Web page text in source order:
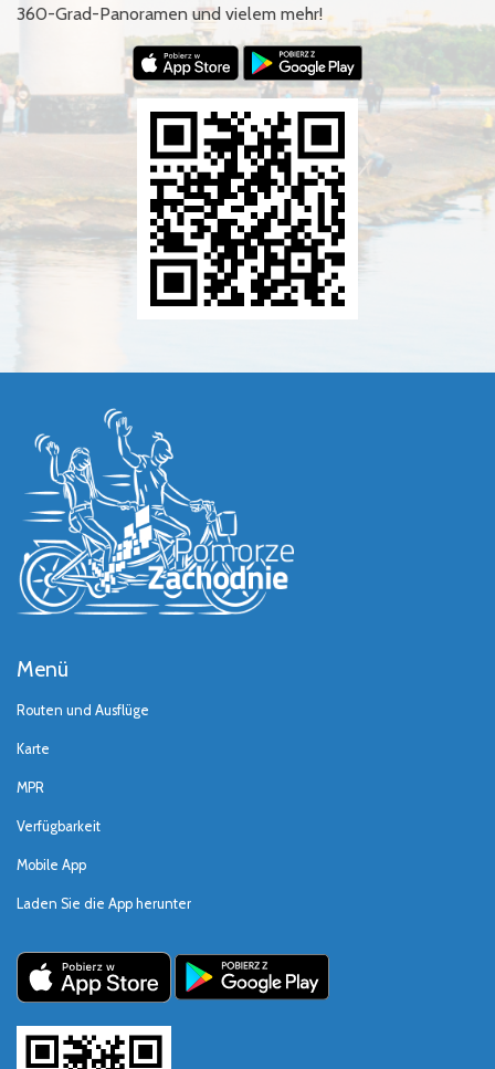
360-Grad-Panoramen und vielem mehr!
Menü
Routen und Ausflüge
Karte
MPR
Verfügbarkeit
Mobile App
Laden Sie die App herunter